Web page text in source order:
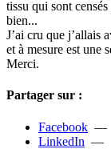
tissu qui sont
bien...
J’ai cru que j’allais
et à mesure est une
Merci.
Partager sur :
Facebook —
LinkedIn —